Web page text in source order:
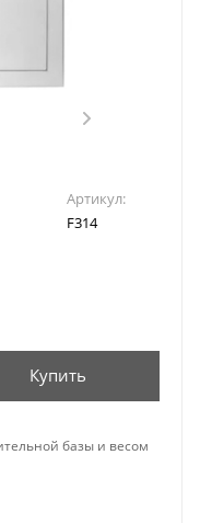
Артикул:
F314
Купить
базы и весом